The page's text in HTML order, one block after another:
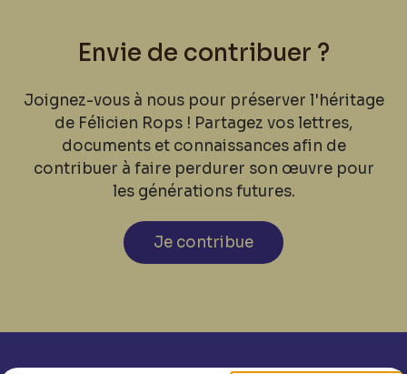
Envie de contribuer ?
Joignez-vous à nous pour préserver l'héritage
de Félicien Rops ! Partagez vos lettres,
documents et connaissances afin de
contribuer à faire perdurer son œuvre pour
les générations futures.
Je contribue